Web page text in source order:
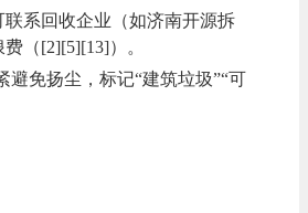
系回收企业（如济南开源拆
（[2][5][13]）。
免扬尘，标记“建筑垃圾”“可